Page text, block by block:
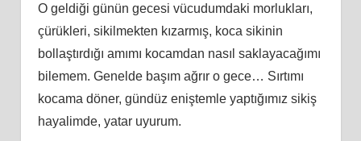
O geldiği günün gecesi vücudumdaki morlukları,
çürükleri, sikilmekten kızarmış, koca sikinin
bollaştırdığı amımı kocamdan nasıl saklayacağımı
bilemem. Genelde başım ağrır o gece… Sırtımı
kocama döner, gündüz eniştemle yaptığımız sikiş
hayalimde, yatar uyurum.